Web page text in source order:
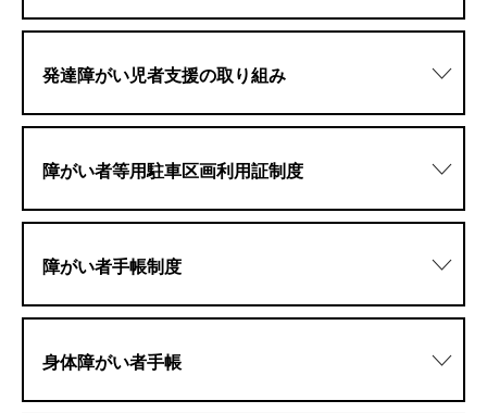
発達障がい児者支援の取り組み
障がい者等用駐車区画利用証制度
障がい者手帳制度
身体障がい者手帳